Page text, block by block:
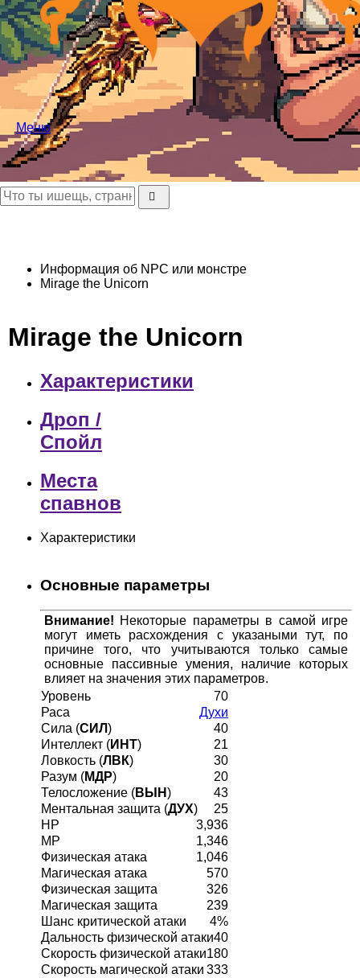
Меню
Информация об NPC или монстре
Mirage the Unicorn
Mirage the Unicorn
Характеристики
Дроп /
Спойл
Места
спавнов
Характеристики
Основные параметры
Внимание! Некоторые параметры в самой игре
могут иметь расхождения с указаными тут, по
причине того, что учитываются только самые
основные пассивные умения, наличие которых
влияет на значения этих параметров.
Уровень
70
Раса
Духи
Сила (СИЛ)
40
Интеллект (ИНТ)
21
Ловкость (ЛВК)
30
Разум (МДР)
20
Телосложение (ВЫН)
43
Ментальная защита (ДУХ)
25
HP
3,936
MP
1,346
Физическая атака
1,046
Магическая атака
570
Физическая защита
326
Магическая защита
239
Шанс критической атаки
4%
Дальность физической атаки40
Скорость физической атаки180
Скорость магической атаки 333